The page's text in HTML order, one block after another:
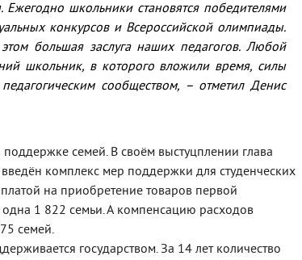
школьники становятся победителями
конкурсов и Всероссийской олимпиады.
большая заслуга наших педагогов. Любой
школьник, в которого вложили время, силы
сообществом,– отметил Денис
семей. В своём выстуцплении глава
комплекс мер поддержки для студенческих
на приобретение товаров первой
1 822 семьи. А компенсацию расходов
семей.
государством. За 14 лет количество